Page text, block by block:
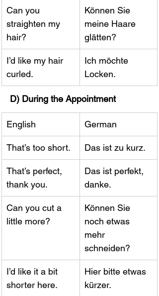
Can you
straighten my
hair?
Können Sie
meine Haare
glätten?
I’d like my hair
curled.
Ich möchte
Locken.
D) During the Appointment
English German
That’s too short. Das ist zu kurz.
That’s perfect,
thank you.
Das ist perfekt,
danke.
Can you cut a
little more?
Können Sie
noch etwas
mehr
schneiden?
I’d like it a bit
shorter here.
Hier bitte etwas
kürzer.